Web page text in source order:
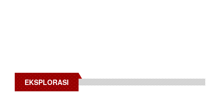
EKSPLORASI